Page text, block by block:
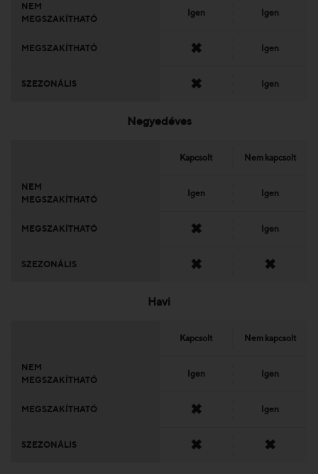
NEM
MEGSZAKÍTHATÓ
Igen Igen
MEGSZAKÍTHATÓ ✖ Igen
SZEZONÁLIS ✖ Igen
Negyedéves
Kapcsolt Nem kapcsolt
NEM
MEGSZAKÍTHATÓ
Igen Igen
MEGSZAKÍTHATÓ ✖ Igen
SZEZONÁLIS ✖ ✖
Havi
Kapcsolt Nem kapcsolt
NEM
MEGSZAKÍTHATÓ
Igen Igen
MEGSZAKÍTHATÓ ✖ Igen
SZEZONÁLIS ✖ ✖